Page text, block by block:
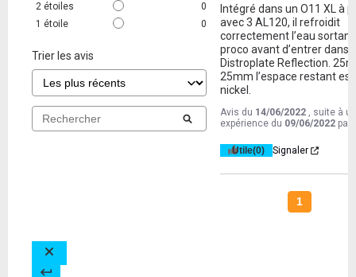
2 étoiles
0
1 étoile 0
Trier les avis
Intégré dans un O11 XL à
avec 3 AL120, il refroidit
correctement l’eau
proco avant d’entrer dans
Distroplate Reflection.
25mm l’espace restant est
nickel.
Avis du 14/06/2022 , suite à
expérience du 09/06/2022 par
Utile(0) Signaler
1